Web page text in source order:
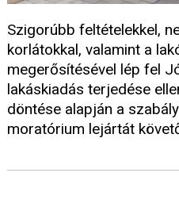
Szigorúbb feltételekkel,
korlátokkal, valamint a
megerősítésével lép fel
lakáskiadás terjedése
döntése alapján a
moratórium lejártát